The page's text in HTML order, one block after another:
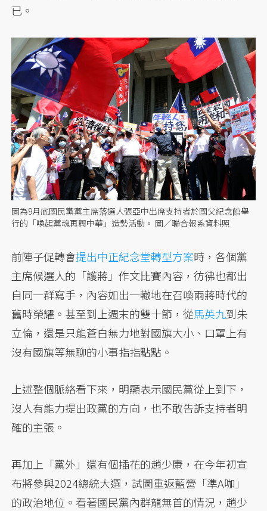
已。
圖為9月底國民黨黨主席落選人張亞中出席支持者於國父紀念館舉
行的「喚起黨魂再興中華」造勢活動。 圖／聯合報系資料照
前陣子促轉會提出中正紀念堂轉型方案時，各個黨
主席候選人的「護蔣」作文比賽內容，彷彿也都出
自同一群寫手，內容如出一轍地在召喚兩蔣時代的
舊時榮耀。甚至到上週末的雙十節，從馬英九到朱
立倫，還是只能蒼白無力地對國旗大小、口罩上有
沒有國旗等無聊的小事指指點點。
上述整個脈絡看下來，明顯表示國民黨從上到下，
沒人有能力提出政黨的方向，也不敢告訴支持者明
確的主張。
再加上「黨外」還有個插花的趙少康，在今年初宣
布將參與2024總統大選，試圖重返藍營「準A咖」
的政治地位。看著國民黨內群龍無首的情況，趙少